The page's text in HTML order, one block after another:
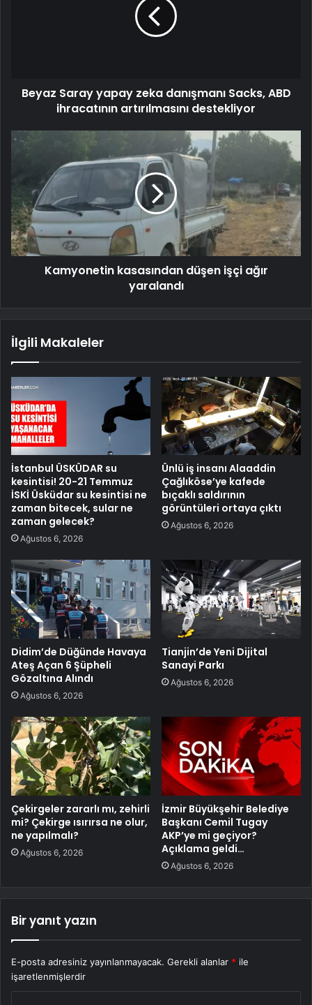
Beyaz Saray yapay zeka danışmanı Sacks, ABD
ihracatının artırılmasını destekliyor
Kamyonetin kasasından düşen işçi ağır
yaralandı
İlgili Makaleler
İstanbul ÜSKÜDAR su
kesintisi! 20-21 Temmuz
İSKİ Üsküdar su kesintisi ne
zaman bitecek, sular ne
zaman gelecek?
Ağustos 6, 2026
Ünlü iş insanı Alaaddin
Çağlıköse’ye kafede
bıçaklı saldırının
görüntüleri ortaya çıktı
Ağustos 6, 2026
Didim’de Düğünde Havaya
Ateş Açan 6 Şüpheli
Gözaltına Alındı
Ağustos 6, 2026
Tianjin’de Yeni Dijital
Sanayi Parkı
Ağustos 6, 2026
Çekirgeler zararlı mı, zehirli
mi? Çekirge ısırırsa ne olur,
ne yapılmalı?
Ağustos 6, 2026
İzmir Büyükşehir Belediye
Başkanı Cemil Tugay
AKP’ye mi geçiyor?
Açıklama geldi…
Ağustos 6, 2026
Bir yanıt yazın
E-posta adresiniz yayınlanmayacak. Gerekli alanlar * ile
işaretlenmişlerdir